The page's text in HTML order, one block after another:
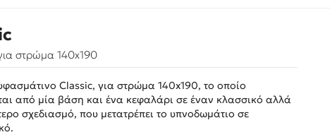
στρώμα 140x190
Classic, για στρώμα 140x190, το οποίο
από μία βάση και ένα κεφαλάρι σε έναν κλασσικό αλλά
σχεδιασμό, που μετατρέπει το υπνοδωμάτιο σε